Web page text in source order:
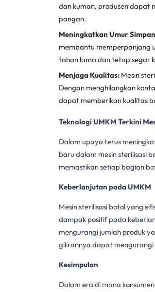
dan kuman, produsen dapat
pangan.
Meningkatkan Umur
membantu memperpanjang
tahan lama dan tetap segar
Menjaga Kualitas: Mesin
Dengan menghilangkan
dapat memberikan kualitas
Teknologi UMKM Terkini
Dalam upaya terus
baru dalam mesin sterilisasi
memastikan setiap bagian
Keberlanjutan pada UMKM
Mesin sterilisasi botolyang
dampak positif pada
mengurangi jumlah produk
gilirannya dapat
Kesimpulan
Dalam era di mana